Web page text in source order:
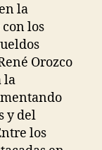
la
los
Orozco
la
y del
los